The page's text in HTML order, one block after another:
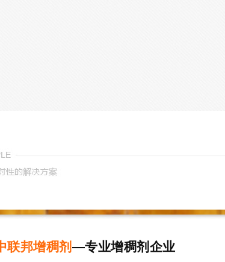
联邦增稠剂 —专业增稠剂企业